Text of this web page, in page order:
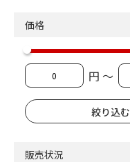
価格
円 ～
販売状況